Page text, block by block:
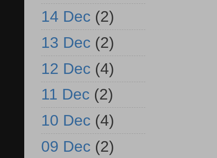
14 Dec (2)
13 Dec (2)
12 Dec (4)
11 Dec (2)
10 Dec (4)
09 Dec (2)